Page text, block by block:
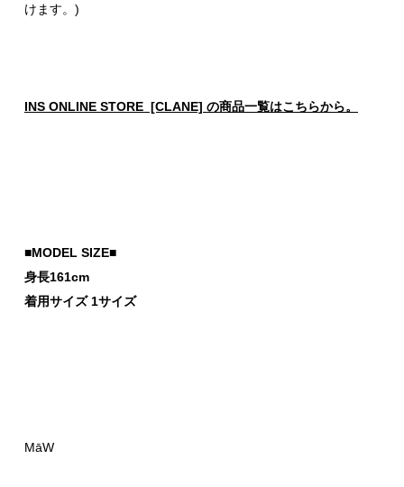
けます。)
INS ONLINE STORE [CLANE] の商品一覧はこちらから。
■MODEL SIZE■
身長161cm
着用サイズ 1サイズ
MāW